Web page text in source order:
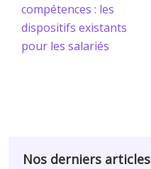
compétences : les
dispositifs existants
pour les salariés
Nos derniers articles